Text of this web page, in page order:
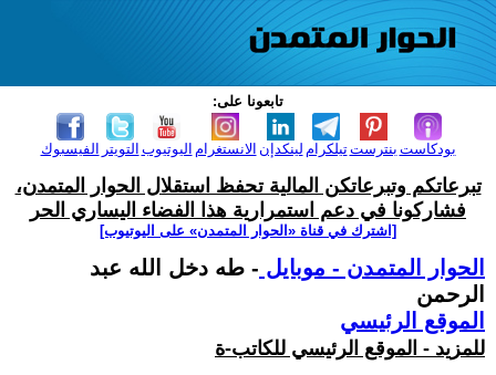
تابعونا على:
الفيسبوك التويتر اليوتيوب الانستغرام لينكدإن تيلكرامبنترست بودكاست
تبرعاتكم وتبرعاتكن المالية تحفظ استقلال الحوار المتمدن،
فشاركونا في دعم استمرارية هذا الفضاء اليساري الحر
[اشترك في قناة ‫«الحوار المتمدن» على اليوتيوب]
الحوار المتمدن - موبايل - طه دخل الله عبد
الرحمن
الموقع الرئيسي
للمزيد - الموقع الرئيسي للكاتب-ة